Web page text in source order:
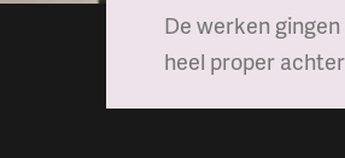
De werken
heel proper